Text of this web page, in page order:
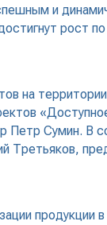
и
рост
на
Петр Сумин. В
Третьяков,
продукции